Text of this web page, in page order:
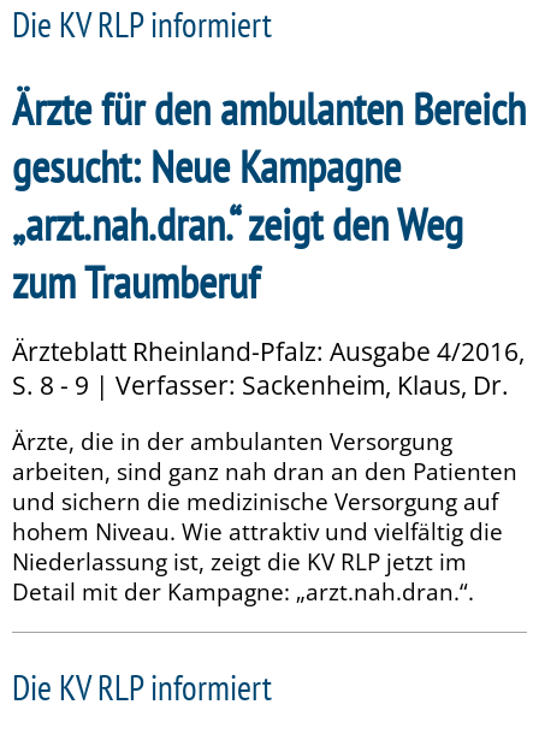
Die KV RLP informiert
Ärzte für den ambulanten Bereich
gesucht: Neue Kampagne
„arzt.nah.dran.“ zeigt den Weg
zum Traumberuf
Ärzteblatt Rheinland-Pfalz: Ausgabe 4/2016,
S. 8 - 9 | Verfasser: Sackenheim, Klaus, Dr.
Ärzte, die in der ambulanten Versorgung
arbeiten, sind ganz nah dran an den Patienten
und sichern die medizinische Versorgung auf
hohem Niveau. Wie attraktiv und vielfältig die
Niederlassung ist, zeigt die KV RLP jetzt im
Detail mit der Kampagne: „arzt.nah.dran.“.
Die KV RLP informiert